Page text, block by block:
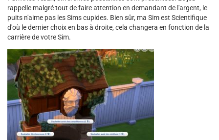
rappelle malgré tout de faire attention en demandant de l'argent, le
puits n'aime pas les Sims cupides. Bien sûr, ma Sim est Scientifique
d'où le dernier choix en bas à droite, cela changera en fonction de la
carrière de votre Sim.